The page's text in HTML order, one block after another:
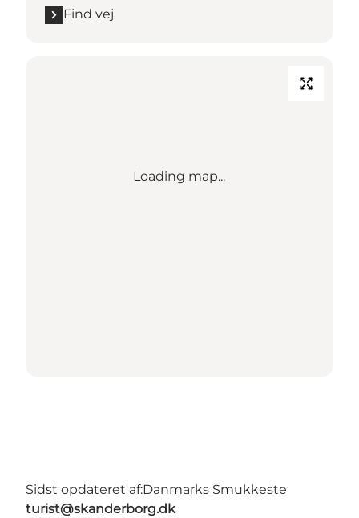
Find vej
Loading map...
Sidst opdateret af:Danmarks Smukkeste
turist@skanderborg.dk